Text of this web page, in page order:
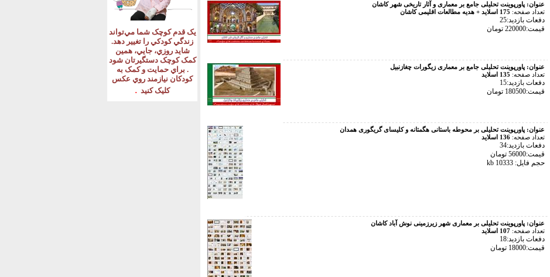
يک قدم کوچک شما مي‌تواند
زندگي کودکي را تغيير دهد.
شايد روزي، جايي، همين
کمک کوچک دستگيرتان شود
. براي حمايت و کمک به
کودکان نيازمند روي عکس
کليک کنيد .
عنوان: پاورپوینت تحلیلی جامع بر معماری و آثار تاریخی شهر کاشان
تعداد صفحه: 175 اسلاید + هدیه مطالعات اقلیمی کاشان
دفعات بازدید:25
قیمت:220000 تومان
عنوان: پاورپوینت تحلیلی جامع بر معماری زیگورات چغازنبیل
تعداد صفحه: 135 اسلاید
دفعات بازدید:15
قیمت:180500 تومان
عنوان: پاورپوینت تحلیلی بر محوطه باستانی هگمتانه و کلیسای گریگوری همدان
تعداد صفحه: 136 اسلاید
دفعات بازدید:34
قیمت:56000 تومان
حجم فایل: 10333 kb
عنوان: پاورپوینت تحلیلی بر معماری شهر زیرزمینی نوش آباد کاشان
تعداد صفحه: 107 اسلاید
دفعات بازدید:18
قیمت:18000 تومان